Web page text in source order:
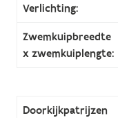
Verlichting:
Zwemkuipbreedte
x zwemkuiplengte:
Doorkijkpatrijzen